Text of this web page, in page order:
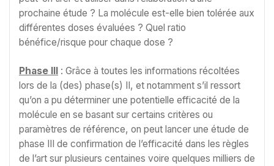
prochaine étude ? La molécule est-elle bien tolérée aux
différentes doses évaluées ? Quel ratio
bénéfice/risque pour chaque dose ?
Phase III : Grâce à toutes les informations récoltées
lors de la (des) phase(s) II, et notamment s’il ressort
qu’on a pu déterminer une potentielle efficacité de la
molécule en se basant sur certains critères ou
paramètres de référence, on peut lancer une étude de
phase III de confirmation de l’efficacité dans les règles
de l’art sur plusieurs centaines voire quelques milliers de